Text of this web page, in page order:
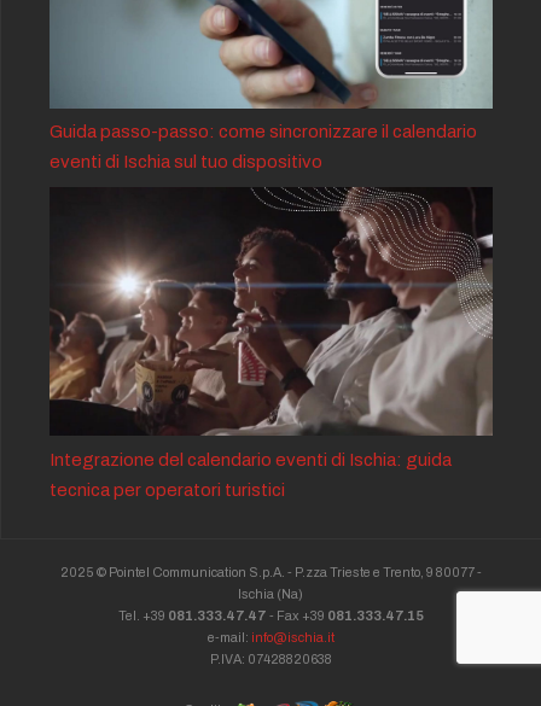
Guida passo-passo: come sincronizzare il calendario
eventi di Ischia sul tuo dispositivo
Integrazione del calendario eventi di Ischia: guida
tecnica per operatori turistici
2025 © Pointel Communication S.p.A. - P.zza Trieste e Trento, 9 80077 -
Ischia (Na)
Tel. +39 081.333.47.47 - Fax +39 081.333.47.15
e-mail: info@ischia.it
P.IVA: 07428820638